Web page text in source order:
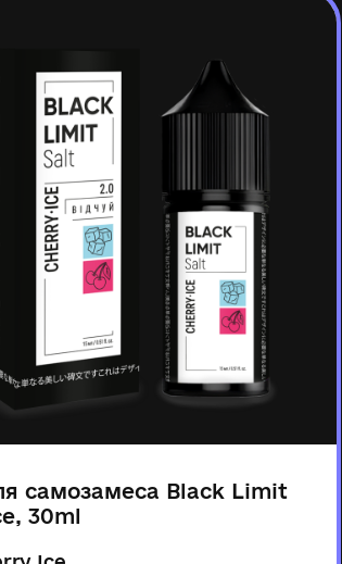
самозамеса Black Limit
30ml